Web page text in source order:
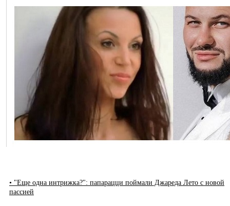
• "Еще одна интрижка?": папарацци поймали Джареда Лето с новой
пассией